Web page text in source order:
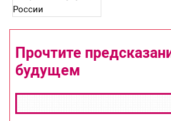
Прочтите
будущем